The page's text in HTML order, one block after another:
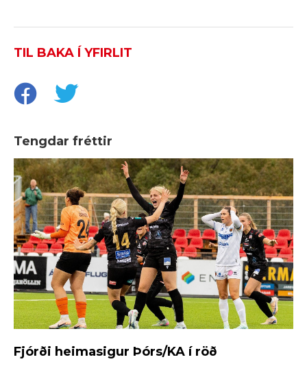
TIL BAKA Í YFIRLIT
Tengdar fréttir
Fjórði heimasigur Þórs/KA í röð